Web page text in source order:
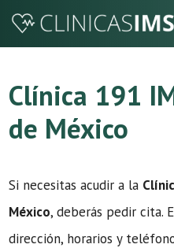
Saltar
Clínica 191
de México
Si necesitas acudir a la
México, deberás pedir cita.
dirección, horarios y